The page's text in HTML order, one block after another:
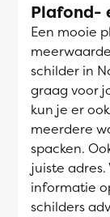
Plafond-
Een mooie
schilder in
graag voor
kun je er
meerdere
spacken.
juiste
informatie
schilders